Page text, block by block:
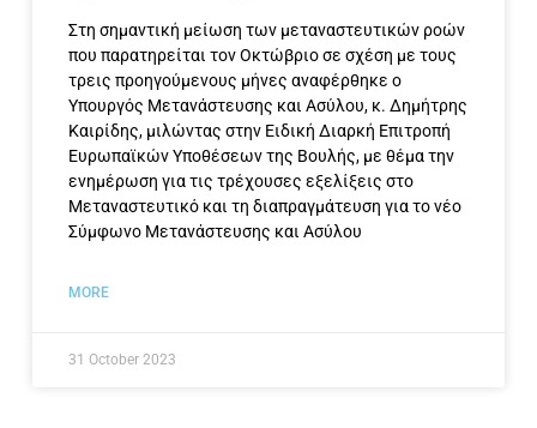
Στη σημαντική μείωση των μεταναστευτικών ροών
που παρατηρείται τον Οκτώβριο σε σχέση με τους
τρεις προηγούμενους μήνες αναφέρθηκε ο
Υπουργός Μετανάστευσης και Ασύλου, κ. Δημήτρης
Καιρίδης, μιλώντας στην Ειδική Διαρκή Επιτροπή
Ευρωπαϊκών Υποθέσεων της Βουλής, με θέμα την
ενημέρωση για τις τρέχουσες εξελίξεις στο
Μεταναστευτικό και τη διαπραγμάτευση για το νέο
Σύμφωνο Μετανάστευσης και Ασύλου
MORE
31 October 2023